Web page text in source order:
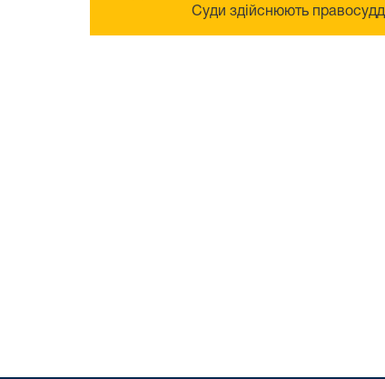
Суди здійснюють